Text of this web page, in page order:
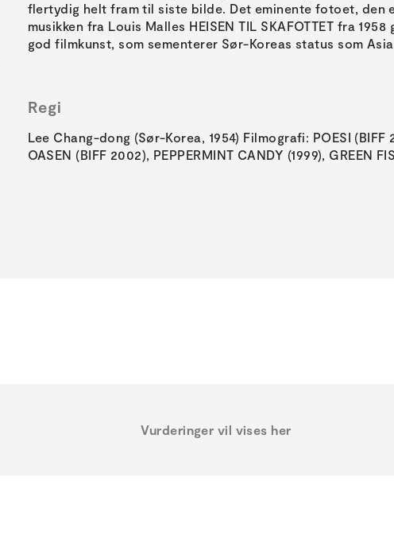
flertydig helt fram til siste bilde. Det eminente fotoet, den
musikken fra Louis Malles HEISEN TIL SKAFOTTET fra
god filmkunst, som sementerer Sør-Koreas status som
Regi
Lee Chang-dong (Sør-Korea, 1954) Filmografi: POESI (BIFF
OASEN (BIFF 2002), PEPPERMINT CANDY (1999), GREEN
Vurderinger vil vises her